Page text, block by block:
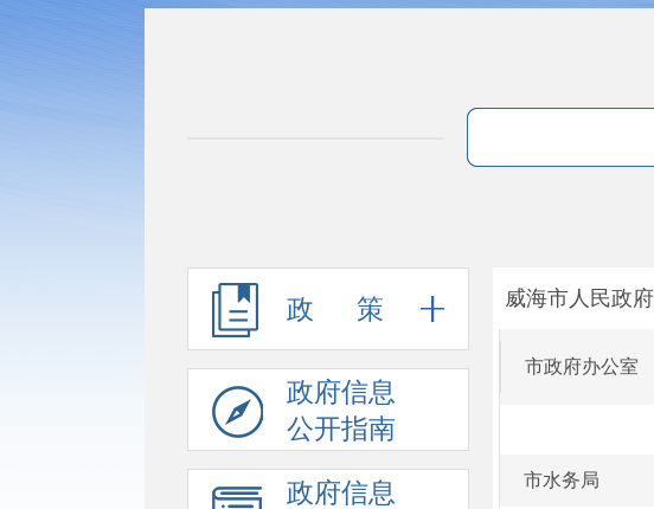
政 策
政府信息
公开指南
政府信息
威海市人民政
市政府办公室
市水务局